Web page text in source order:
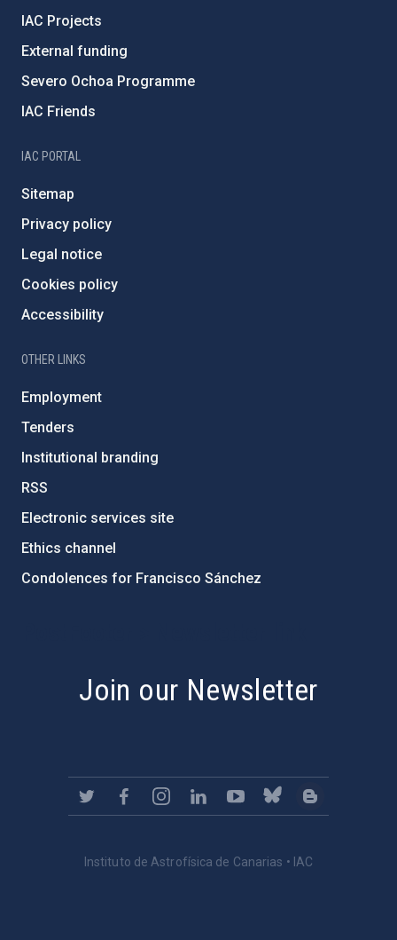
IAC Projects
External funding
Severo Ochoa Programme
IAC Friends
IAC PORTAL
Sitemap
Privacy policy
Legal notice
Cookies policy
Accessibility
OTHER LINKS
Employment
Tenders
Institutional branding
RSS
Electronic services site
Ethics channel
Condolences for Francisco Sánchez
Join our Newsletter
Instituto de Astrofísica de Canarias • IAC